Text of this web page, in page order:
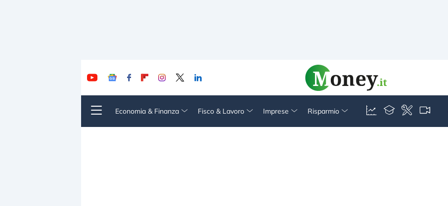
Economia & Finanza Fisco & Lavoro Imprese Risparmio